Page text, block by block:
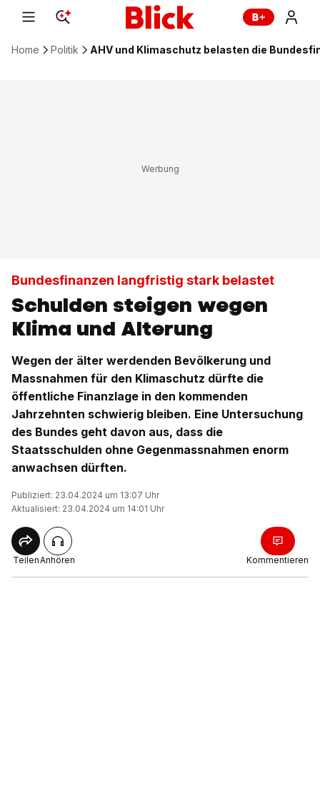
Home Politik AHV und Klimaschutz belasten die
Bundesfinanzen langfristig stark belastet
Schulden steigen wegen
Klima und Alterung
Wegen der älter werdenden Bevölkerung und
Massnahmen für den Klimaschutz dürfte die
öffentliche Finanzlage in den kommenden
Jahrzehnten schwierig bleiben. Eine Untersuchung
des Bundes geht davon aus, dass die
Staatsschulden ohne Gegenmassnahmen enorm
anwachsen dürften.
Publiziert: 23.04.2024 um 13:07 Uhr
Aktualisiert: 23.04.2024 um 14:01 Uhr
TeilenAnhören Kommentieren